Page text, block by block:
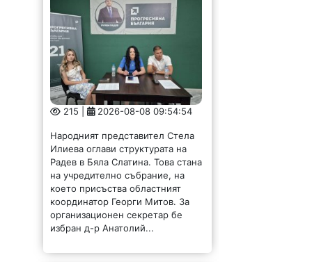
215 | 2026-08-08 09:54:54
Народният представител Стела
Илиева оглави структурата на
Радев в Бяла Слатина. Това стана
на учредително събрание, на
което присъства областният
координатор Георги Митов. За
организационен секретар бе
избран д-р Анатолий...